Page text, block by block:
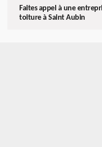
Faites appel à une
toiture à Saint Aubin